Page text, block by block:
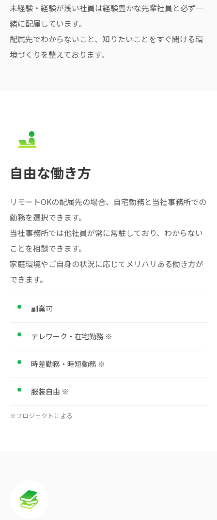
未経験・経験が浅い社員は経験豊かな先輩社員と必ず一
緒に配属しています。
配属先でわからないこと、知りたいことをすぐ聞ける環
境づくりを整えております。
自由な働き方
リモートOKの配属先の場合、自宅勤務と当社事務所での
勤務を選択できます。
当社事務所では他社員が常に常駐しており、わからない
ことを相談できます。
家庭環境やご自身の状況に応じてメリハリある働き方が
できます。
副業可
テレワーク・在宅勤務 ※
時差勤務・時短勤務 ※
服装自由 ※
※プロジェクトによる